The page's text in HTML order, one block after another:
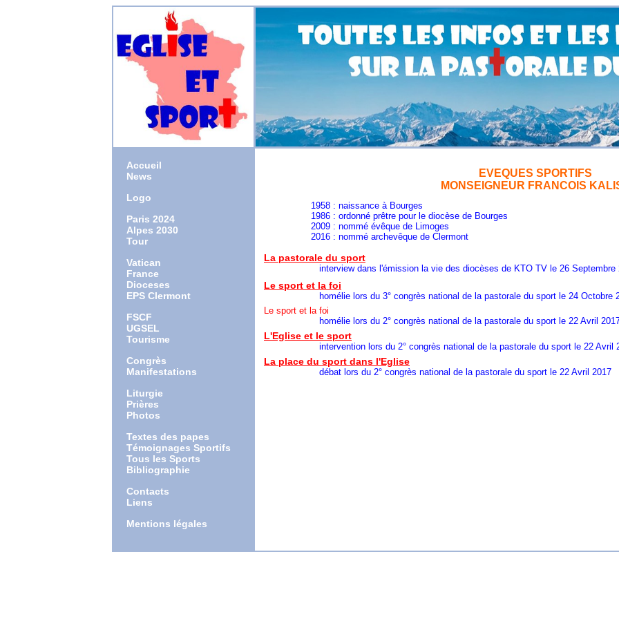
Accueil
News
Logo
Paris 2024
Alpes 2030
Tour
Vatican
France
Dioceses
EPS Clermont
FSCF
UGSEL
Tourisme
Congrès
Manifestations
Liturgie
Prières
Photos
Textes des papes
Témoignages Sportifs
Tous les Sports
Bibliographie
Contacts
Liens
Mentions légales
EVEQUES SPORTIFS
MONSEIGNEUR FRANCOIS
1958 : naissance à Bourges
1986 : ordonné prêtre pour le diocèse de Bourges
2009 : nommé évêque de Limoges
2016 : nommé archevêque de Clermont
La pastorale du sport
interview dans l'émission la vie des diocèses de KTO TV le 26 Septembre
Le sport et la foi
homélie lors du 3° congrès national de la pastorale du sport le 24 Octobre
Le sport et la foi
homélie lors du 2° congrès national de la pastorale du sport le 22 Avril
L'Eglise et le sport
intervention lors du 2° congrès national de la pastorale du sport le 22 Avril
La place du sport dans l'Eglise
débat lors du 2° congrès national de la pastorale du sport le 22 Avril 2017